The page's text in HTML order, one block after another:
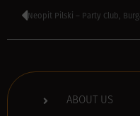
ABOUT US